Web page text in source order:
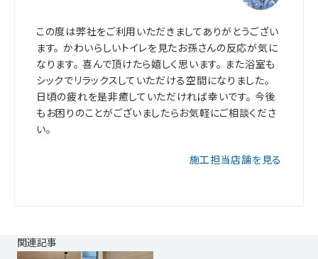
この度は弊社をご利用いただきましてありがとうござい
ます。 かわいらしいトイレを見たお孫さんの反応が気に
なります。 喜んで頂けたら嬉しく思います。 また浴室も
シックでリラックスしていただける空間になりました。
日頃の疲れを是非癒していただければ幸いです。 今後
もお困りのことがございましたらお気軽にご相談くださ
い。
施工担当店舗を見る
関連記事